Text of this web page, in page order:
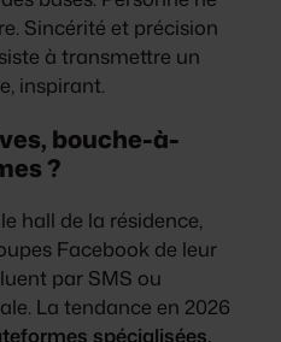
Sincérité et précision
à transmettre un
inspirant.
bouche-à-
?
hall de la résidence,
Facebook de leur
par SMS ou
La tendance en 2026
spécialisées,